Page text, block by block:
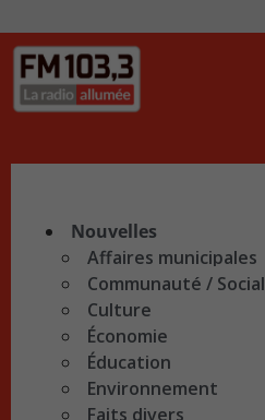
Nouvelles
Affaires municipales
Communauté / Social
Culture
Économie
Éducation
Environnement
Faits divers